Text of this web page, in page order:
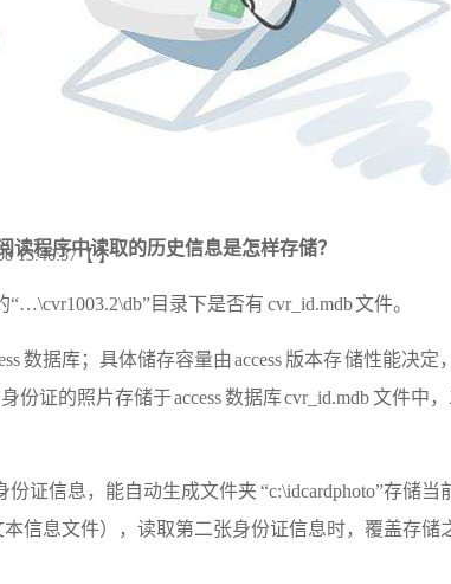
13:46:57【 】
读程序中读取的历史信息是怎样存储？
目录下是否有 cvr_id.mdb 文件。
数据库；具体储存容量由 access 版本存 储性能决定
证的照片存储于 access 数据库 cvr_id.mdb 文件中
证信息，能自动生成文件夹 “c:\idcardphoto”存储当
信息文件），读取第二张身份证信息时，覆盖存储